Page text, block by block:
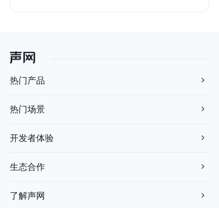
热门产品
热门场景
开发者体验
生态合作
了解声网